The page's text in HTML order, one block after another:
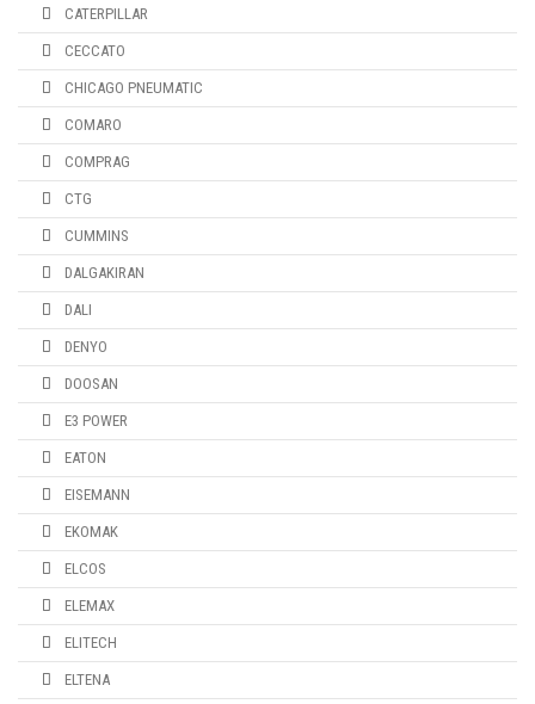
CATERPILLAR
CECCATO
CHICAGO PNEUMATIC
COMARO
COMPRAG
CTG
CUMMINS
DALGAKIRAN
DALI
DENYO
DOOSAN
E3 POWER
EATON
EISEMANN
EKOMAK
ELCOS
ELEMAX
ELITECH
ELTENA